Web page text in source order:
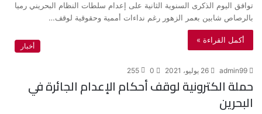
توافق اليوم الذكرى السنوية الثانية على إعدام سلطات النظام البحريني رميا
بالرصاص شابين بعمر الزهور رغم نداءات أممية وحقوقية لوقف…
أكمل القراءة »
أخبار
admin99 26 يوليو، 2021 0
255
حملة الكترونية لوقف أحكام الإعدام الجائرة في
البحرين